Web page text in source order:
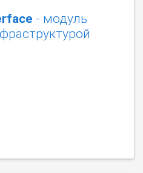
- модуль